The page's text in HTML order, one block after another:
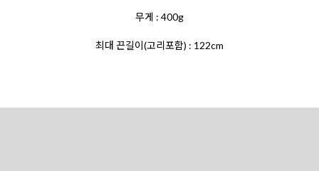
무게 : 400g
최대 끈길이(고리포함) : 122cm